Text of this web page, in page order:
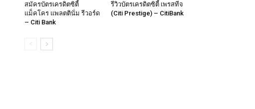
สมัครบัตรเครดิตซิตี้
แม็คโคร แพลตตินั่ม รีวอร์ด
– Citi Bank
รีวิวบัตรเครดิตซิตี้ เพรสทีจ
(Citi Prestige) – CitiBank